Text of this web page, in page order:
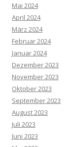
Mai 2024
April 2024
März 2024
Februar 2024
Januar 2024
Dezember 2023
November 2023
Oktober 2023
September 2023
August 2023
Juli 2023
Juni 2023